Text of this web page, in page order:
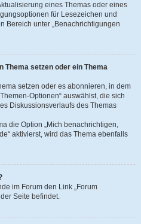
eines Themas oder eines
für Lesezeichen und
Bereich unter „Benachrichtigungen
Thema setzen oder ein Thema
setzen oder es abonnieren, in dem
Optionen“ auswählst, die sich
Diskussionsverlaufs des Themas
die Option „Mich benachrichtigen,
aktivierst, wird das Thema ebenfalls
im Forum den Link „Forum
Seite befindet.